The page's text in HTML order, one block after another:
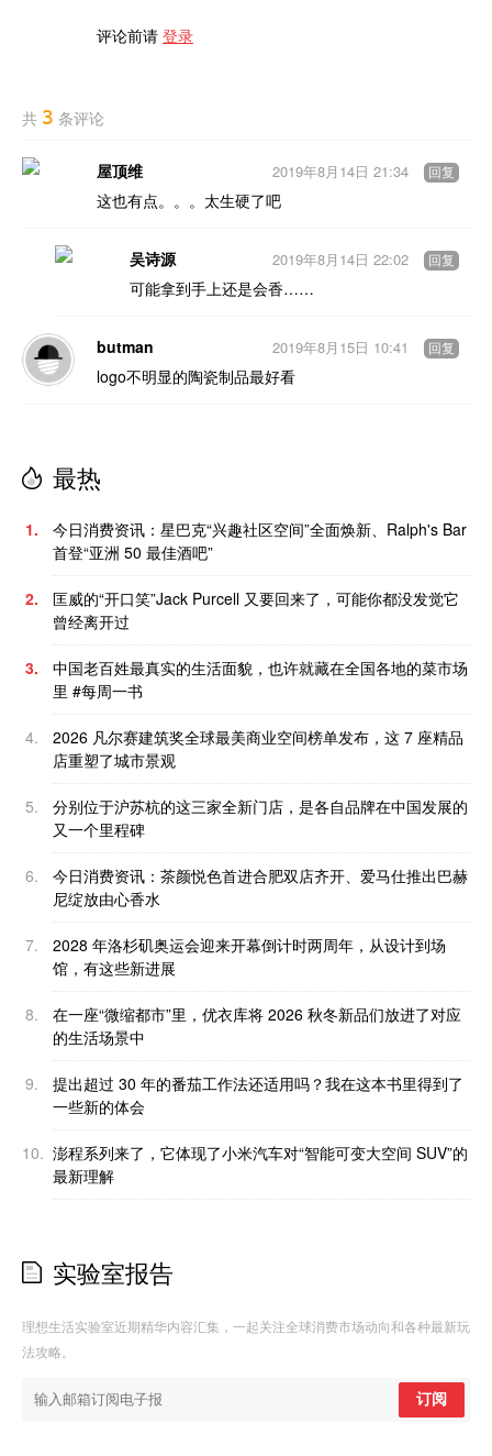
评论前请 登录
共 3 条评论
屋顶维
这也有点。。。太生硬了吧
2019年8月14日 21:34 回复
吴诗源
可能拿到手上还是会香……
2019年8月14日 22:02 回复
butman
logo不明显的陶瓷制品最好看
2019年8月15日 10:41 回复
最热
1.
今日消费资讯：星巴克“兴趣社区空间”全面焕新、Ralph's Bar
首登“亚洲 50 最佳酒吧”
2.
匡威的“开口笑”Jack Purcell 又要回来了，可能你都没发觉它
曾经离开过
3.
中国老百姓最真实的生活面貌，也许就藏在全国各地的菜市场
里 #每周一书
4.
2026 凡尔赛建筑奖全球最美商业空间榜单发布，这 7 座精品
店重塑了城市景观
5.
分别位于沪苏杭的这三家全新门店，是各自品牌在中国发展的
又一个里程碑
6.
今日消费资讯：茶颜悦色首进合肥双店齐开、爱马仕推出巴赫
尼绽放由心香水
7.
2028 年洛杉矶奥运会迎来开幕倒计时两周年，从设计到场
馆，有这些新进展
8.
在一座“微缩都市”里，优衣库将 2026 秋冬新品们放进了对应
的生活场景中
9.
提出超过 30 年的番茄工作法还适用吗？我在这本书里得到了
一些新的体会
10. 澎程系列来了，它体现了小米汽车对“智能可变大空间 SUV”的
最新理解
实验室报告
理想生活实验室近期精华内容汇集，一起关注全球消费市场动向和各种最新玩
法攻略。